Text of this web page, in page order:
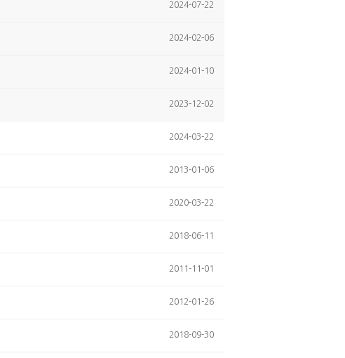
2024-07-22
2024-02-06
2024-01-10
2023-12-02
2024-03-22
2013-01-06
2020-03-22
2018-06-11
2011-11-01
2012-01-26
2018-09-30